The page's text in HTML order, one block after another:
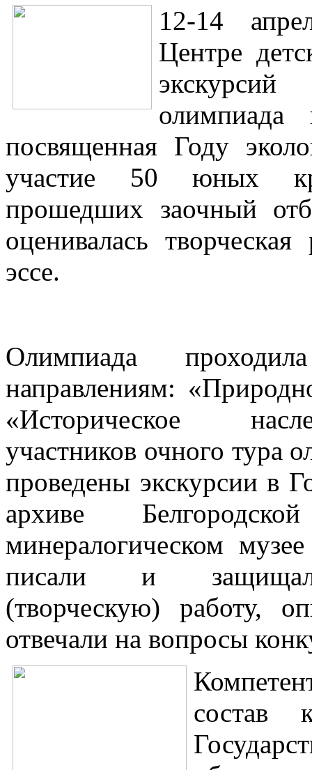
12-14
Центре
олимпиада
посвященная Году
участие 50 юных
прошедших заочный
оценивалась
эссе.
Олимпиада
направлениям:
«Историческое
участников очного тура
проведены экскурсии в
архиве
минералогическом
писали и защищали
(творческую) работу,
отвечали на вопросы
состав